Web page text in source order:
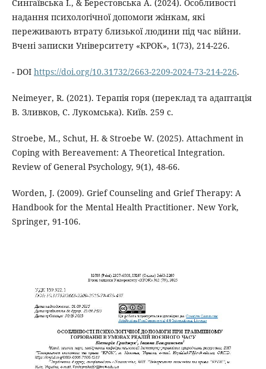
Сингаївська І., & Берестовська А. (2024). Особливості
надання психологічної допомоги жінкам, які
переживають втрату близької людини під час війни.
Вчені записки Університету «КРОК», 1(73), 214-226.
- DOI https://doi.org/10.31732/2663-2209-2024-73-214-226.
Neimeyer, R. (2021). Терапія горя (переклад та адаптація
В. Зливков, С. Лукомська). Київ. 259 с.
Stroebe, M., Schut, H. & Stroebe W. (2025). Attachment in
Coping with Bereavement: A Theoretical Integration.
Review of General Psychology, 9(1), 48-66.
Worden, J. (2009). Grief Counseling and Grief Therapy: A
Handbook for the Mental Health Practitioner. New York,
Springer, 91-106.